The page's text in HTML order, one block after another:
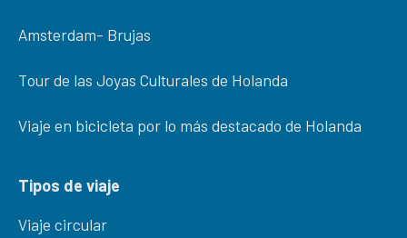
Amsterdam- Brujas
Tour de las Joyas Culturales de Holanda
Viaje en bicicleta por lo más destacado de Holanda
Tipos de viaje
Viaje circular